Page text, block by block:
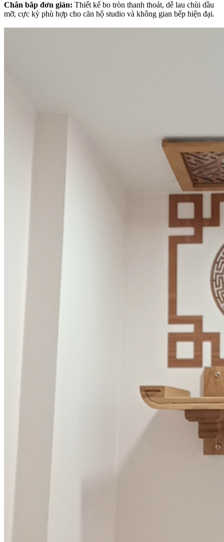
Chân bắp đơn giản: Thiết kế bo tròn thanh thoát, dễ lau chùi dầu
mỡ, cực kỳ phù hợp cho căn hộ studio và không gian bếp hiện đại.